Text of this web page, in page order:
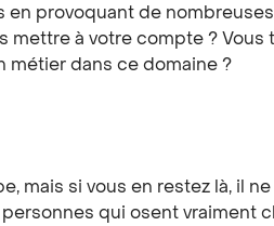
en provoquant de nombreuses
à votre compte ? Vous
métier dans ce domaine ?
mais si vous en restez là, il
qui osent vraiment